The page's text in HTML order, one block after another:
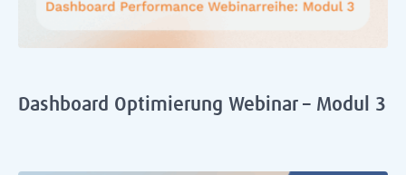
Dashboard Optimierung Webinar – Modul 3